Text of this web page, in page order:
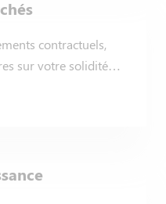
contractuels,
sur votre solidité…